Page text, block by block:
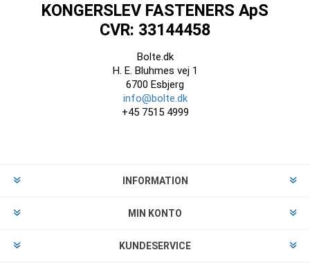
KONGERSLEV FASTENERS ApS
CVR: 33144458
Bolte.dk
H. E. Bluhmes vej 1
6700 Esbjerg
info@bolte.dk
+45 7515 4999
INFORMATION
MIN KONTO
KUNDESERVICE